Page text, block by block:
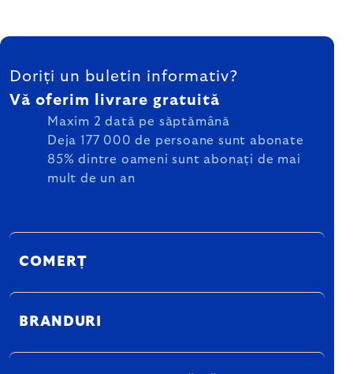
SUBSOL
Doriți un buletin informativ?
Vă oferim livrare gratuită
Maxim 2 dată pe săptămână
Deja 177 000 de persoane sunt abonate
85% dintre oameni sunt abonați de mai
mult de un an
COMERȚ
BRANDURI